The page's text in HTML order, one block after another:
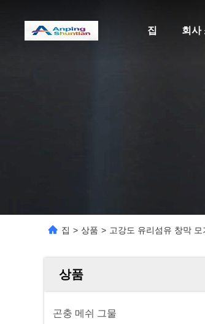
집 회사
집 > 상품 > 고강도 유리섬유 창막
상품
곤충 메쉬 그물